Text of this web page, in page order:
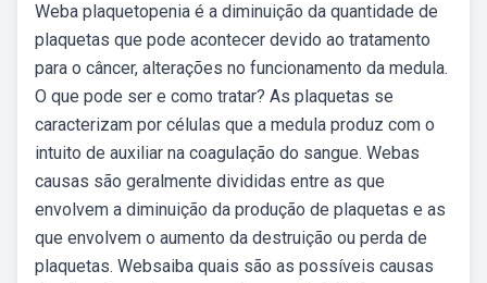
Weba plaquetopenia é a diminuição da quantidade de
plaquetas que pode acontecer devido ao tratamento
para o câncer, alterações no funcionamento da medula.
O que pode ser e como tratar? As plaquetas se
caracterizam por células que a medula produz com o
intuito de auxiliar na coagulação do sangue. Webas
causas são geralmente divididas entre as que
envolvem a diminuição da produção de plaquetas e as
que envolvem o aumento da destruição ou perda de
plaquetas. Websaiba quais são as possíveis causas